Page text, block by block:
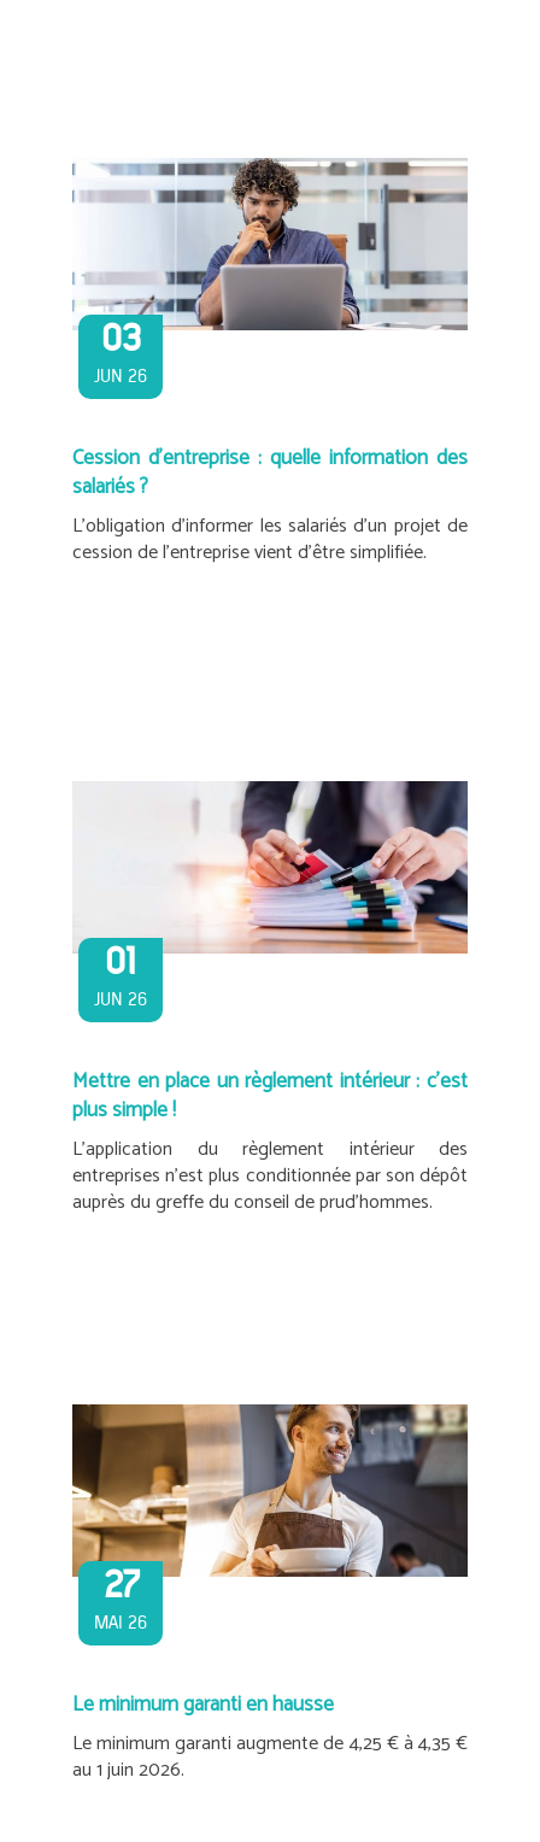
03
JUN 26
Cession d’entreprise : quelle information des
salariés ?
L’obligation d’informer les salariés d’un projet de
cession de l’entreprise vient d’être simplifiée.
01
JUN 26
Mettre en place un règlement intérieur : c’est
plus simple !
L’application du règlement intérieur des
entreprises n’est plus conditionnée par son dépôt
auprès du greffe du conseil de prud’hommes.
27
MAI 26
Le minimum garanti en hausse
Le minimum garanti augmente de 4,25 € à 4,35 €
au 1 juin 2026.